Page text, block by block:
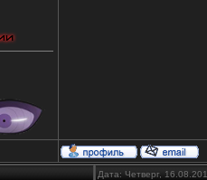
Дата: Четверг,